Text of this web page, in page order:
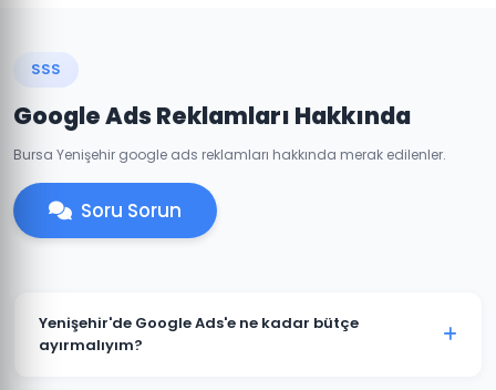
SSS
Google Ads Reklamları Hakkında
Bursa Yenişehir google ads reklamları hakkında merak edilenler.
Soru Sorun
Yenişehir'de Google Ads'e ne kadar bütçe
ayırmalıyım?